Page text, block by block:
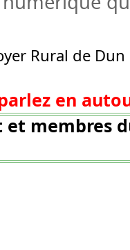
Rural de
en
et membres